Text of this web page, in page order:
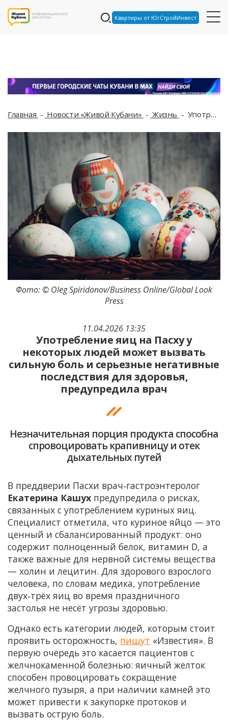
Квартиры от ЮгСтройИнвест
Главная Новости «Живой Кубани» Жизнь Употребление яиц на Пасху у некоторых людей может вызвать сильную боль и серьезные негативные последствия для здоровья, предупредила врач
11.04.2026 13:35
Употребление яиц на Пасху у
некоторых людей может вызвать
сильную боль и серьезные негативные
последствия для здоровья,
предупредила врач
Незначительная порция продукта способна
спровоцировать крапивницу и отек
дыхательных путей
Фото: © Oleg Spiridonov/Business Online/Global Look
Press
В преддверии Пасхи врач‑гастроэнтеролог
Екатерина Кашух предупредила о рисках,
связанных с употреблением куриных яиц.
Специалист отметила, что куриное яйцо — это
ценный и сбалансированный продукт: оно
содержит полноценный белок, витамин D, а
также важные для нервной системы вещества
— холин и лецитин. Для здорового взрослого
человека, по словам медика, употребление
двух‑трёх яиц во время праздничного
застолья не несёт угрозы здоровью.
Однако есть категории людей, которым стоит
проявить осторожность, пишут «Известия». В
первую очередь это касается пациентов с
желчнокаменной болезнью: яичный желток
способен провоцировать сокращение
желчного пузыря, а при наличии камней это
может привести к закупорке протоков и
вызвать острую боль.